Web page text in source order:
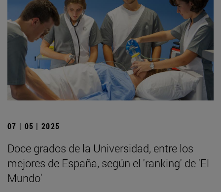
07 | 05 | 2025
Doce grados de la Universidad, entre los
mejores de España, según el 'ranking' de 'El
Mundo'